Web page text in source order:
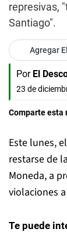
represivas,
Santiago".
Agregar
Por El
23 de
Comparte esta
Este lunes,
restarse de
Moneda, a
violaciones
Te puede